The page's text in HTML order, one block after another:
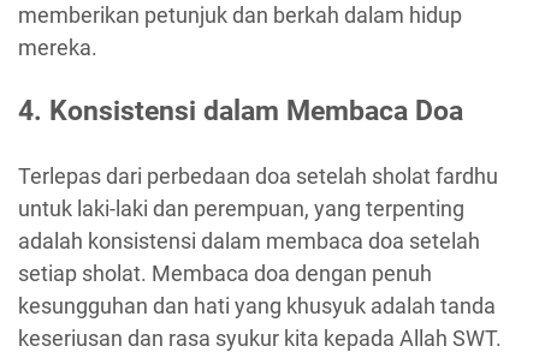
memberikan petunjuk dan berkah dalam hidup
mereka.
4. Konsistensi dalam Membaca Doa
Terlepas dari perbedaan doa setelah sholat fardhu
untuk laki-laki dan perempuan, yang terpenting
adalah konsistensi dalam membaca doa setelah
setiap sholat. Membaca doa dengan penuh
kesungguhan dan hati yang khusyuk adalah tanda
keseriusan dan rasa syukur kita kepada Allah SWT.